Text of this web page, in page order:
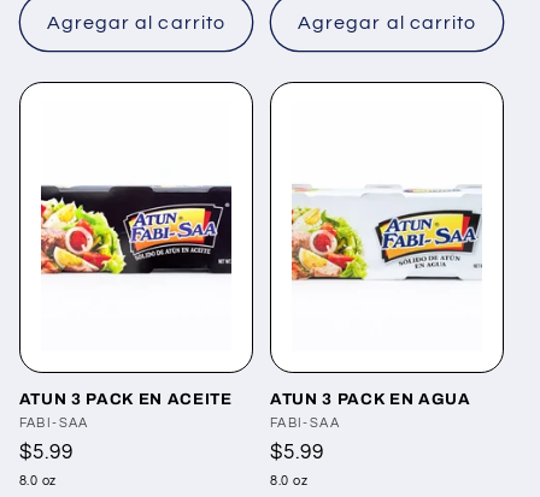
Agregar al carrito Agregar al carrito
ATUN 3 PACK EN ACEITE
Proveedor:
FABI-SAA
Precio
habitual
$5.99
8.0 oz
ATUN 3 PACK EN AGUA
Proveedor:
FABI-SAA
Precio
habitual
$5.99
8.0 oz